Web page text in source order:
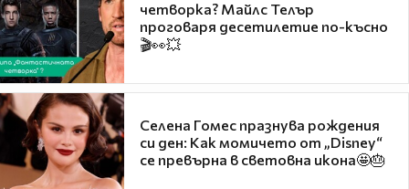
четворка? Майлс Телър
проговаря десетилетие по-късно
🎬👀💥
Селена Гомес празнува рождения
си ден: Как момичето от „Disney“
се превърна в световна икона🤩🎂